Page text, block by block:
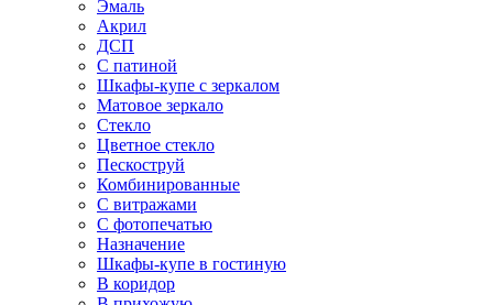
Эмаль
Акрил
ДСП
С патиной
Шкафы-купе с зеркалом
Матовое зеркало
Стекло
Цветное стекло
Пескоструй
Комбинированные
С витражами
С фотопечатью
Назначение
Шкафы-купе в гостиную
В коридор